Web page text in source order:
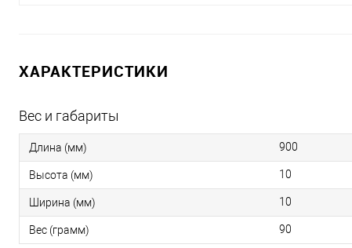
ХАРАКТЕРИСТИКИ
Вес и габариты
Длина (мм) 900
Высота (мм) 10
Ширина (мм) 10
Вес (грамм) 90